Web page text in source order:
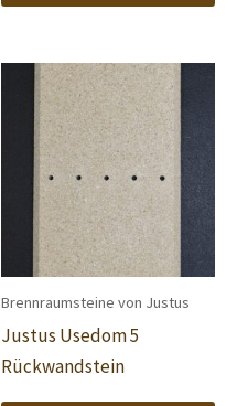
Brennraumsteine von Justus
Justus Usedom 5
Rückwandstein